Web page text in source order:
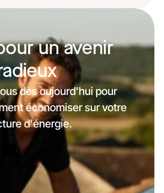
un avenir
dès aujourd'hui pour
économiser sur votre
d'énergie.